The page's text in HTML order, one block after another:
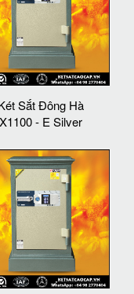
Sắt Đông Hà
X1100 - E Silver